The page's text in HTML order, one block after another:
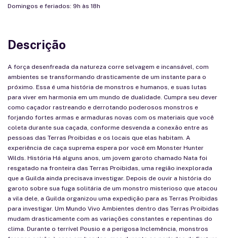
Domingos e feriados: 9h às 18h
Descrição
A força desenfreada da natureza corre selvagem e incansável, com
ambientes se transformando drasticamente de um instante para o
próximo. Essa é uma história de monstros e humanos, e suas lutas
para viver em harmonia em um mundo de dualidade. Cumpra seu dever
como caçador rastreando e derrotando poderosos monstros e
forjando fortes armas e armaduras novas com os materiais que você
coleta durante sua caçada, conforme desvenda a conexão entre as
pessoas das Terras Proibidas e os locais que elas habitam. A
experiência de caça suprema espera por você em Monster Hunter
Wilds. História Há alguns anos, um jovem garoto chamado Nata foi
resgatado na fronteira das Terras Proibidas, uma região inexplorada
que a Guilda ainda precisava investigar. Depois de ouvir a história do
garoto sobre sua fuga solitária de um monstro misterioso que atacou
a vila dele, a Guilda organizou uma expedição para as Terras Proibidas
para investigar. Um Mundo Vivo Ambientes dentro das Terras Proibidas
mudam drasticamente com as variações constantes e repentinas do
clima. Durante o terrível Pousio e a perigosa Inclemência, monstros